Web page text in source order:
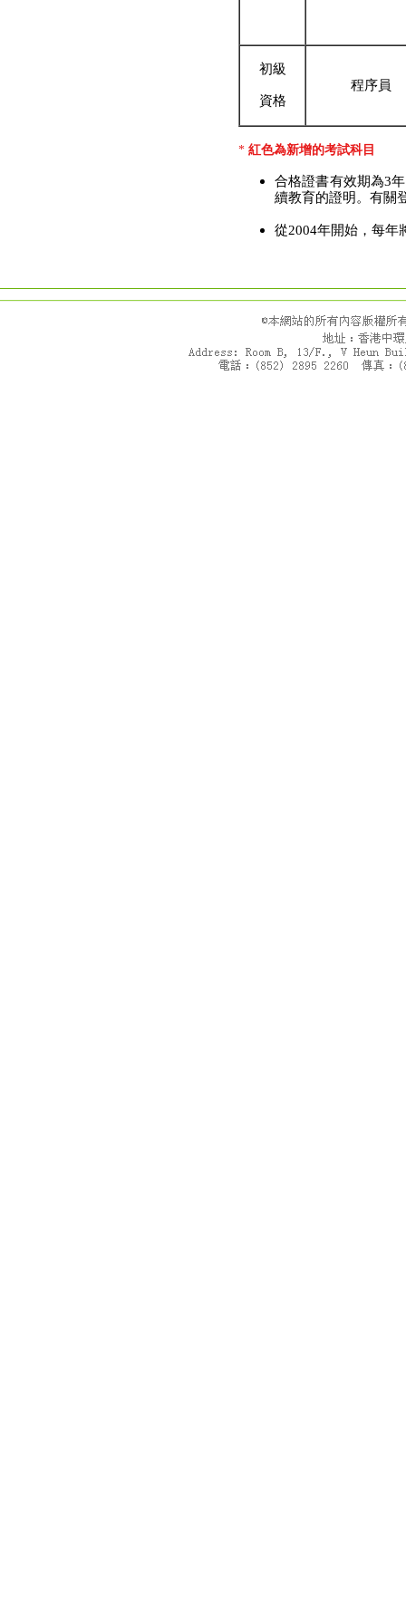
初級
資格
程序員
* 紅色為新增的考試科目
合格證書有效期為3
續教育的證明。有關
從2004年開始，每年